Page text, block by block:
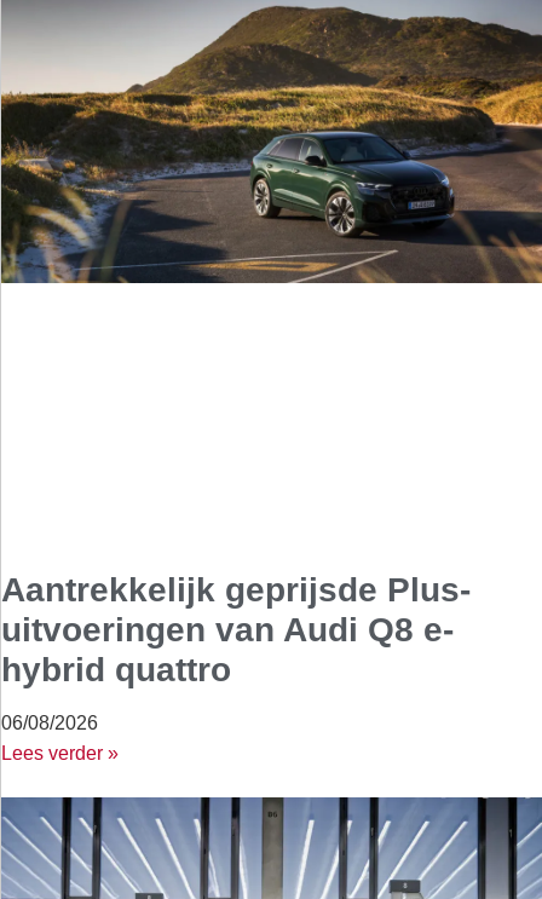
Aantrekkelijk geprijsde Plus-
uitvoeringen van Audi Q8 e-
hybrid quattro
06/08/2026
Lees verder »